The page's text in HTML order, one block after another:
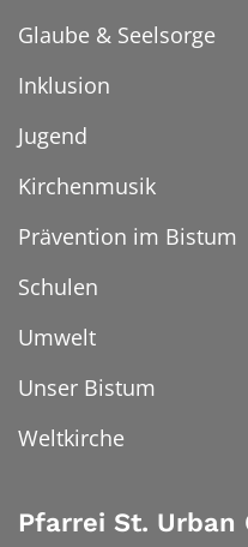
Glaube & Seelsorge
Inklusion
Jugend
Kirchenmusik
Prävention im Bistum
Schulen
Umwelt
Unser Bistum
Weltkirche
Pfarrei St.